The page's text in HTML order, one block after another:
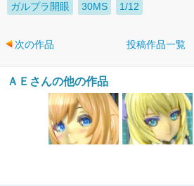
ガルプラ開眼 30MS 1/12
次の作品 投稿作品一覧
ＡＥさんの他の作品